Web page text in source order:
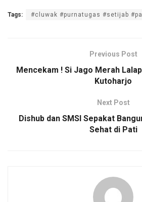
ce
o
tt ail at
A
p
py
n
k
ar
Tags: #cluwak #purnatugas #setijab
Previous Post
Mencekam ! Si Jago Merah
Kutoharjo
Next Post
Dishub dan SMSI Sepakat
Sehat di Pati